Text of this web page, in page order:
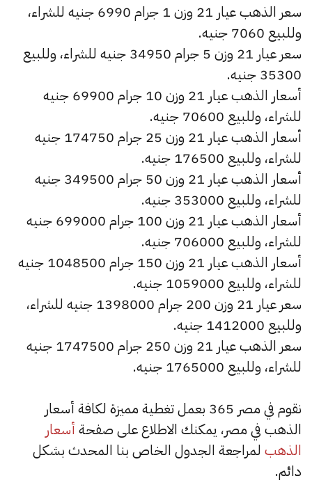
سعر الذهب عيار 21 وزن 1 جرام 6990 جنيه للشراء،
وللبيع 7060 جنيه.
سعر عيار 21 وزن 5 جرام 34950 جنيه للشراء، وللبيع
35300 جنيه.
أسعار الذهب عيار 21 وزن 10 جرام 69900 جنيه
للشراء، وللبيع 70600 جنيه.
أسعار الذهب عيار 21 وزن 25 جرام 174750 جنيه
للشراء، وللبيع 176500 جنيه.
أسعار الذهب عيار 21 وزن 50 جرام 349500 جنيه
للشراء، وللبيع 353000 جنيه.
أسعار الذهب عيار 21 وزن 100 جرام 699000 جنيه
للشراء، وللبيع 706000 جنيه.
أسعار الذهب عيار 21 وزن 150 جرام 1048500 جنيه
للشراء، وللبيع 1059000 جنيه.
سعر عيار 21 وزن 200 جرام 1398000 جنيه للشراء،
وللبيع 1412000 جنيه.
سعر الذهب عيار 21 وزن 250 جرام 1747500 جنيه
للشراء، وللبيع 1765000 جنيه.
نقوم في مصر 365 بعمل تغطية مميزة لكافة أسعار
الذهب في مصر، يمكنك الاطلاع على صفحة أسعار
الذهب لمراجعة الجدول الخاص بنا المحدث بشكل
دائم.